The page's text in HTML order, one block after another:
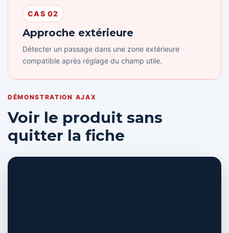
CAS 02
Approche extérieure
Détecter un passage dans une zone extérieure
compatible après réglage du champ utile.
DÉMONSTRATION AJAX
Voir le produit sans
quitter la fiche